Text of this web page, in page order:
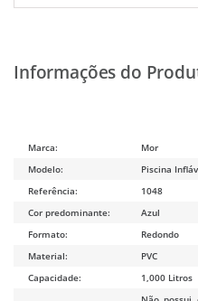
Marca:
Mor
Modelo:
Piscina
Referência:
1048
Cor predominante:
Azul
Formato:
Redondo
Material:
PVC
Capacidade:
1,000 Litros